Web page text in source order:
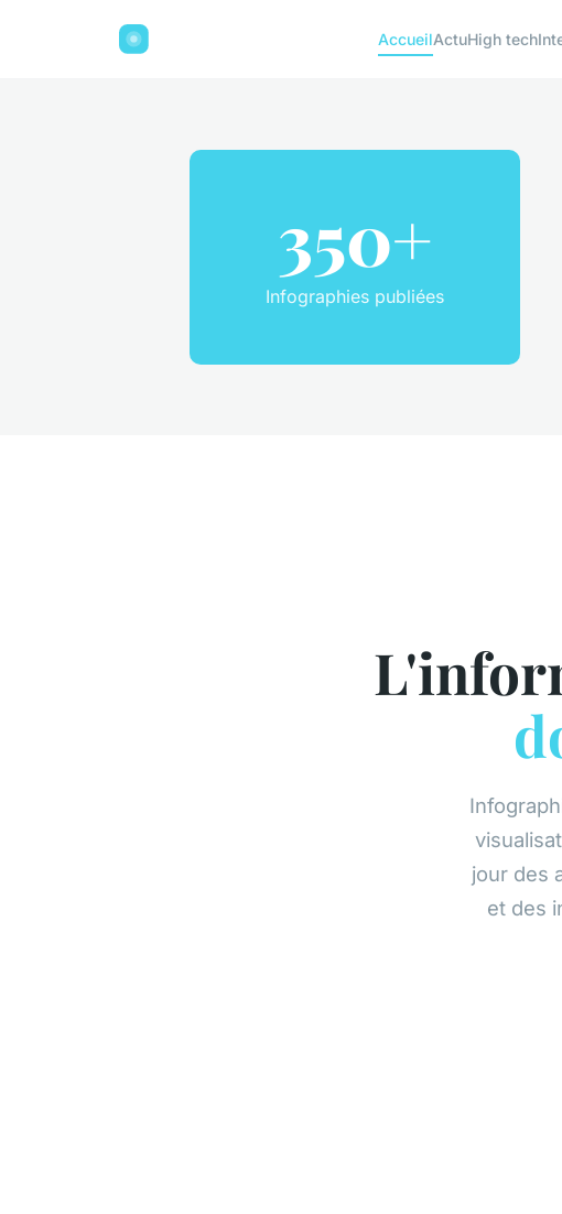
AccueilActuHigh tech
350+
Infographies publiées
jour des
et des